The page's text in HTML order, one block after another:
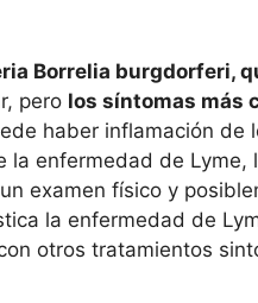
Borrelia burgdorferi,
pero los síntomas más
haber inflamación de
enfermedad de Lyme,
examen físico y
la enfermedad de
otros tratamientos